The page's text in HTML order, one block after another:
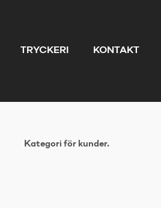
TRYCKERI KONTAKT
Kategori för kunder.